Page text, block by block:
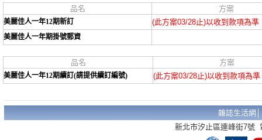
品名 方案
美麗佳人一年12期新訂 (此方案03/28止)以收到款項為準
美麗佳人一年期掛號郵資
品名 方案
美麗佳人一年12期續訂(請提供續訂編號) (此方案03/28止)以收到款項為準
雜誌生活網
新北市汐止區連峰街7號